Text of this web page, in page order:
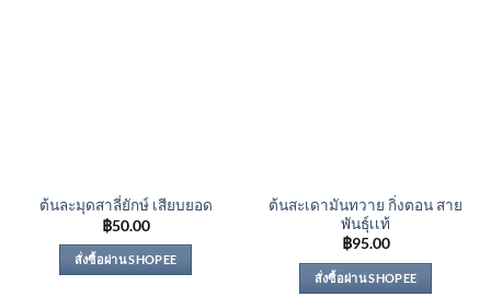
ต้นละมุดสาลี่ยักษ์ เสียบยอด
฿50.00
สั่งซื้อผ่าน SHOPEE
ต้นสะเดามันทวาย กิ่งตอน สาย
พันธุ์เเท้
฿95.00
สั่งซื้อผ่าน SHOPEE